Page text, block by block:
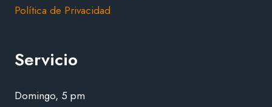
Política de Privacidad
Servicio
Domingo, 5 pm